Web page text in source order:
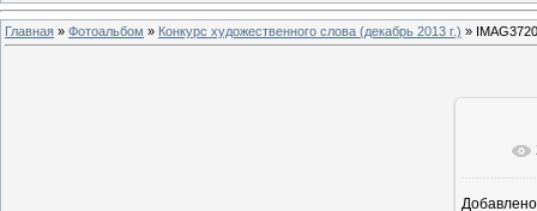
Главная » Фотоальбом » Конкурс художественного слова (декабрь 2013 г.) » IMAG3720
Добавлено